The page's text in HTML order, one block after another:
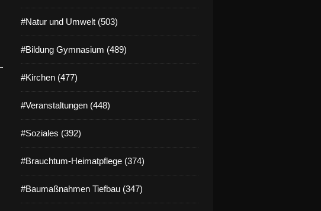
#Natur und Umwelt (503)
#Bildung Gymnasium (489)
#Kirchen (477)
#Veranstaltungen (448)
#Soziales (392)
#Brauchtum-Heimatpflege (374)
#Baumaßnahmen Tiefbau (347)